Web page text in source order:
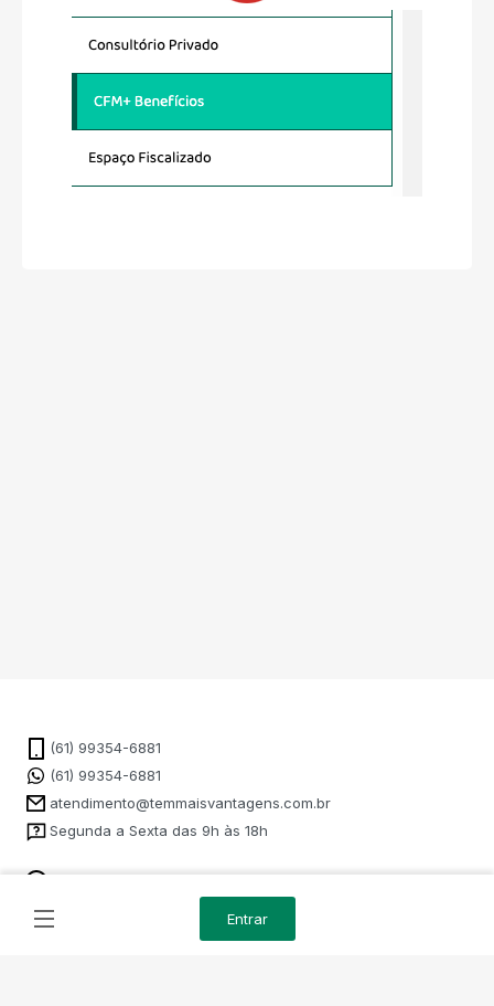
Entrar
(61) 99354-6881
(61) 99354-6881
atendimento@temmaisvantagens.com.br
Segunda a Sexta das 9h às 18h